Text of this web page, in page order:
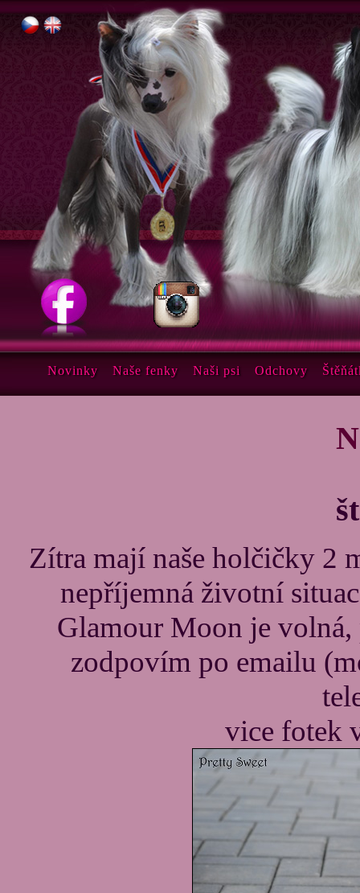
Zítra mají naše holčičky 2
nepříjemná životní
Glamour Moon je volná,
zodpovím po emailu
vice fotek
Novinky Naše fenky Naši psi Odchovy